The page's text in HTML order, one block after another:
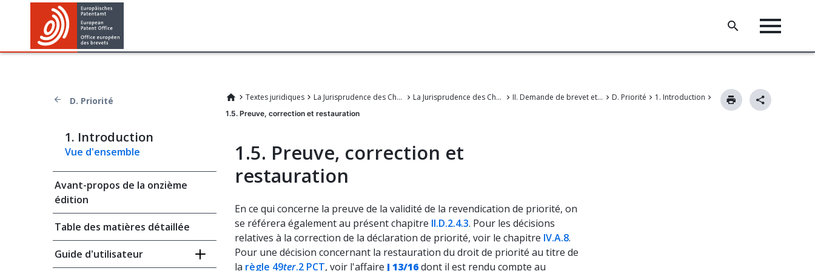
D. Priorité Textes juridiques La Jurisprudence des Chambers de recours de l'OEB La Jurisprudence des Chambres de recours de l'Office européen des brevets II. Demande de brevet et modifications D. Priorité 1. Introduction
1.5. Preuve, correction et restauration
1. Introduction
Vue d'ensemble
Avant-propos de la onzième
édition
Table des matières détaillée
Guide d'utilisateur
1.5. Preuve, correction et
restauration
En ce qui concerne la preuve de la validité de la revendication de priorité, on
se référera également au présent chapitre II.D.2.4.3. Pour les décisions
relatives à la correction de la déclaration de priorité, voir le chapitre IV.A.8.
Pour une décision concernant la restauration du droit de priorité au titre de
la règle 49ter.2 PCT, voir l'affaire J 13/16dont il est rendu compte au